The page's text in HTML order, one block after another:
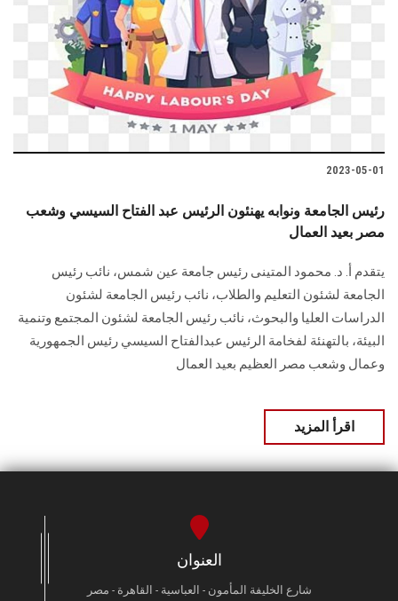
2023-05-01
رئيس الجامعة ونوابه يهنئون الرئيس عبد الفتاح السيسي وشعب
مصر بعيد العمال
يتقدم أ. د. محمود المتينى رئيس جامعة عين شمس، نائب رئيس
الجامعة لشئون التعليم والطلاب، نائب رئيس الجامعة لشئون
الدراسات العليا والبحوث، نائب رئيس الجامعة لشئون المجتمع وتنمية
البيئة، بالتهنئة لفخامة الرئيس عبدالفتاح السيسي رئيس الجمهورية
وعمال وشعب مصر العظيم بعيد العمال
اقرأ المزيد
العنوان
شارع الخليفة المأمون - العباسية - القاهرة - مصر